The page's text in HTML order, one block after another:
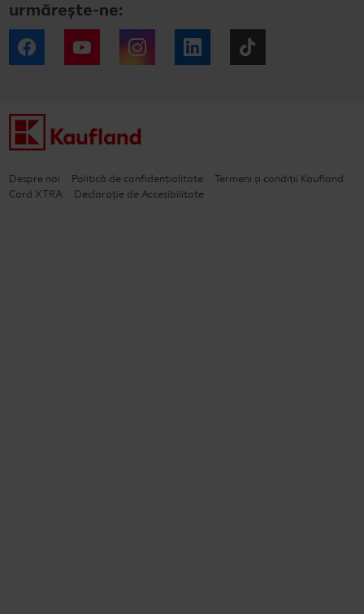
urmărește-ne:
Facebook YouTube Instagram LinkedIn
Despre noi Politică de confidențialitate
Termeni și condiții Kaufland
Card XTRA
Declarație de Accesibilitate